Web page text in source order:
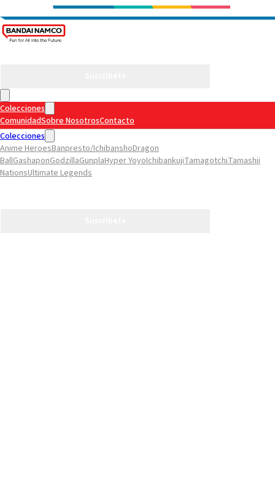
Colecciones
ComunidadSobre NosotrosContacto
Colecciones
Anime HeroesBanpresto/IchibanshoDragon
BallGashaponGodzillaGunplaHyper YoyoIchibankujiTamagotchiTamashii
NationsUltimate Legends